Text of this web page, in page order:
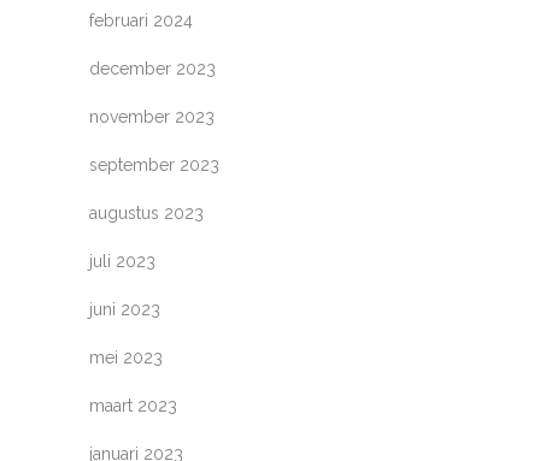
februari 2024
december 2023
november 2023
september 2023
augustus 2023
juli 2023
juni 2023
mei 2023
maart 2023
januari 2023